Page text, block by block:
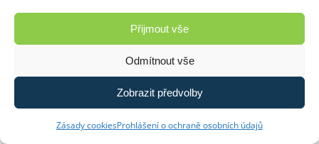
Přijmout vše
Odmítnout vše
Zobrazit předvolby
Zásady cookiesProhlášení o ochraně osobních údajů
Přečíst >
📢 UPOZORNĚNÍ PRO RODIČE A
NÁVŠTĚVNÍKY – ZÁKAZ PARKOVÁNÍ
Přečíst >
Domácí experiment z FYZIKY pro